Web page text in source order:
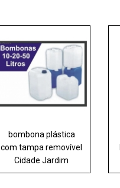
bombona plástica
com tampa removível
Cidade Jardim